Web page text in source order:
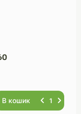
В кошик